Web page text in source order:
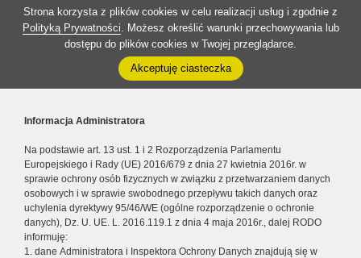
Strona korzysta z plików cookies w celu realizacji usług i zgodnie z
Polityką Prywatności. Możesz określić warunki przechowywania lub
dostępu do plików cookies w Twojej przeglądarce.
Akceptuję ciasteczka
Informacja Administratora
Na podstawie art. 13 ust. 1 i 2 Rozporządzenia Parlamentu
Europejskiego i Rady (UE) 2016/679 z dnia 27 kwietnia 2016r. w
sprawie ochrony osób fizycznych w związku z przetwarzaniem danych
osobowych i w sprawie swobodnego przepływu takich danych oraz
uchylenia dyrektywy 95/46/WE (ogólne rozporządzenie o ochronie
danych), Dz. U. UE. L. 2016.119.1 z dnia 4 maja 2016r., dalej RODO
informuję:
1. dane Administratora i Inspektora Ochrony Danych znajdują się w